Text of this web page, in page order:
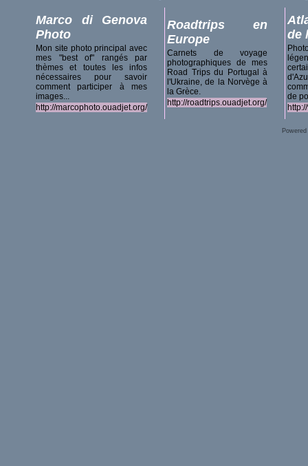
Marco di Genova
Photo
Mon site photo principal avec
mes "best of" rangés par
thèmes et toutes les infos
nécessaires pour savoir
comment participer à mes
images...
http://marcophoto.ouadjet.org/
Roadtrips en
Europe
Carnets de voyage
photographiques de mes
Road Trips du Portugal à
l'Ukraine, de la Norvège à
la Grèce.
http://roadtrips.ouadjet.org/
de
de